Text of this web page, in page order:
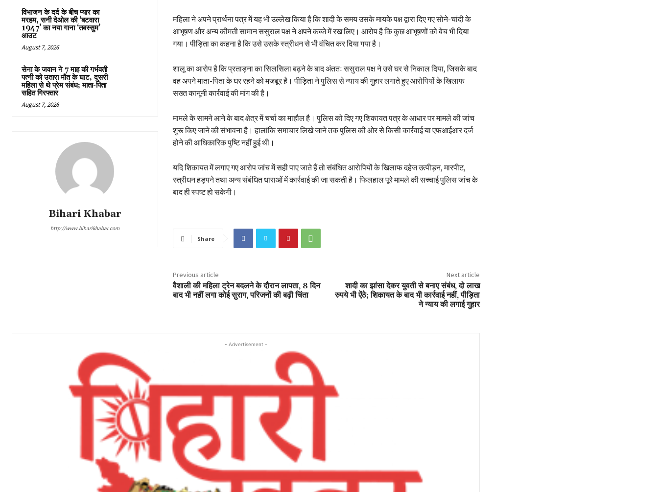
विभाजन के दर्द के बीच प्यार का
मरहम, सनी देओल की ‘बटवारा
1947’ का नया गाना ‘तबस्सुम’
आउट
August 7, 2026
सेना के जवान ने 7 माह की गर्भवती
पत्नी को उतारा मौत के घाट, दूसरी
महिला से थे प्रेम संबंध; माता-पिता
सहित गिरफ्तार
August 7, 2026
Bihari Khabar
http://www.biharikhabar.com
महिला ने अपने प्रार्थना पत्र में यह भी उल्लेख किया है कि शादी के समय उसके मायके पक्ष द्वारा दिए गए सोने-चांदी के
आभूषण और अन्य कीमती सामान ससुराल पक्ष ने अपने कब्जे में रख लिए। आरोप है कि कुछ आभूषणों को बेच भी दिया
गया। पीड़िता का कहना है कि उसे उसके स्त्रीधन से भी वंचित कर दिया गया है।
शालू का आरोप है कि प्रताड़ना का सिलसिला बढ़ने के बाद अंततः ससुराल पक्ष ने उसे घर से निकाल दिया, जिसके बाद
वह अपने माता-पिता के घर रहने को मजबूर है। पीड़िता ने पुलिस से न्याय की गुहार लगाते हुए आरोपियों के खिलाफ
सख्त कानूनी कार्रवाई की मांग की है।
मामले के सामने आने के बाद क्षेत्र में चर्चा का माहौल है। पुलिस को दिए गए शिकायत पत्र के आधार पर मामले की जांच
शुरू किए जाने की संभावना है। हालांकि समाचार लिखे जाने तक पुलिस की ओर से किसी कार्रवाई या एफआईआर दर्ज
होने की आधिकारिक पुष्टि नहीं हुई थी।
यदि शिकायत में लगाए गए आरोप जांच में सही पाए जाते हैं तो संबंधित आरोपियों के खिलाफ दहेज उत्पीड़न, मारपीट,
स्त्रीधन हड़पने तथा अन्य संबंधित धाराओं में कार्रवाई की जा सकती है। फिलहाल पूरे मामले की सच्चाई पुलिस जांच के
बाद ही स्पष्ट हो सकेगी।
Share
Previous article
वैशाली की महिला ट्रेन बदलने के दौरान लापता, 8 दिन
बाद भी नहीं लगा कोई सुराग, परिजनों की बढ़ी चिंता
Next article
शादी का झांसा देकर युवती से बनाए संबंध, दो लाख
रुपये भी ऐंठे; शिकायत के बाद भी कार्रवाई नहीं, पीड़िता
ने न्याय की लगाई गुहार
- Advertisement -